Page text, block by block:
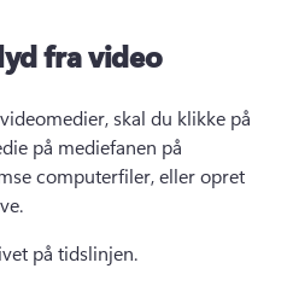
fra video
skal du klikke på
på mediefanen på
computerfiler, eller opret
på tidslinjen.